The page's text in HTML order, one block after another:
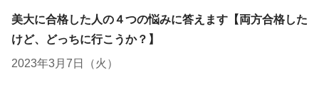
美大に合格した人の４つの悩みに答えます【両方合格した
けど、どっちに行こうか？】
2023年3月7日（火）